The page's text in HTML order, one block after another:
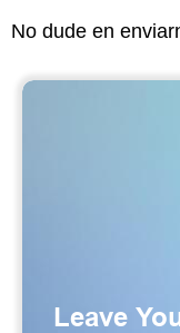
No dude en